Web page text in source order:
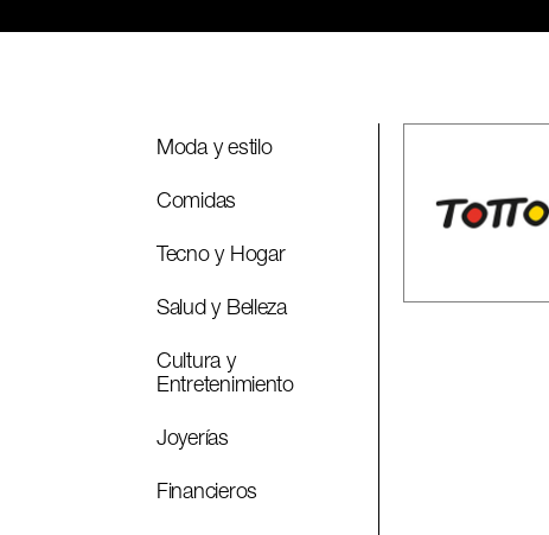
Moda y estilo
Comidas
Tecno y Hogar
Salud y Belleza
Cultura y
Entretenimiento
Joyerías
Financieros